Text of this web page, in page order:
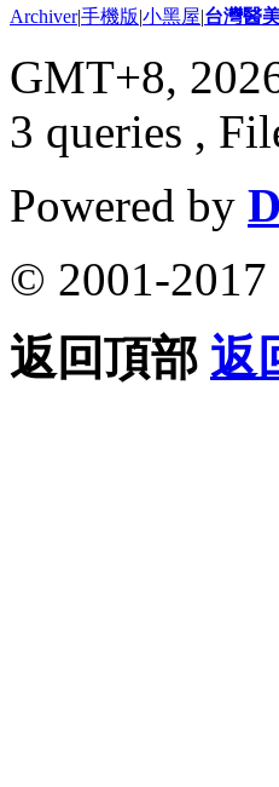
Archiver|手機版|小黑屋|台灣醫
GMT+8,
3 queries ,
Powered by
© 2001-2017
返回頂部 返